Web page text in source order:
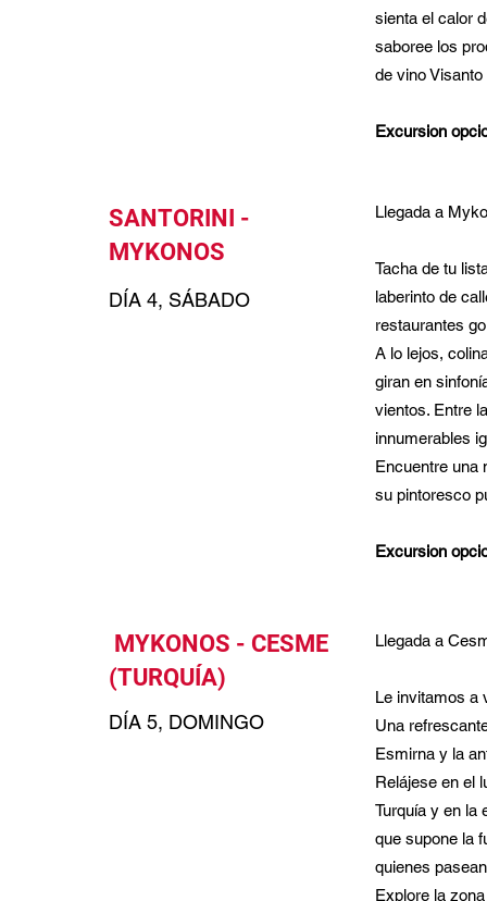
sienta el calor
saboree los
de vino Visanto
Excursion
SANTORINI -
MYKONOS
DÍA 4, SÁBADO
Llegada a
Tacha de tu
laberinto de
restaurantes
A lo lejos,
giran en
vientos. Entre
innumerables
Encuentre una
su pintoresco
Excursion
MYKONOS - CESME
(TURQUÍA)
DÍA 5, DOMINGO
Llegada a
Le invitamos a
Una
Esmirna y la
Relájese en el
Turquía y en la
que supone la
quienes
Explore la